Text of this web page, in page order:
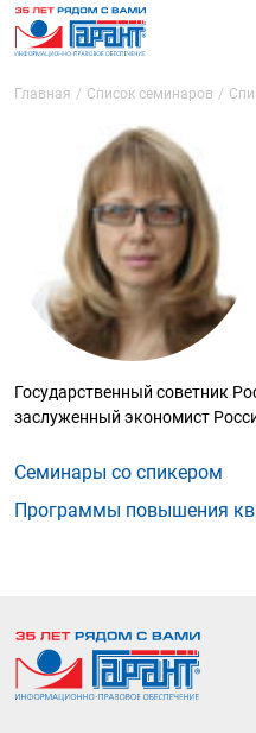
Главная Список семинаров
Государственный советник
заслуженный экономист
Семинары со спикером
Программы повышения